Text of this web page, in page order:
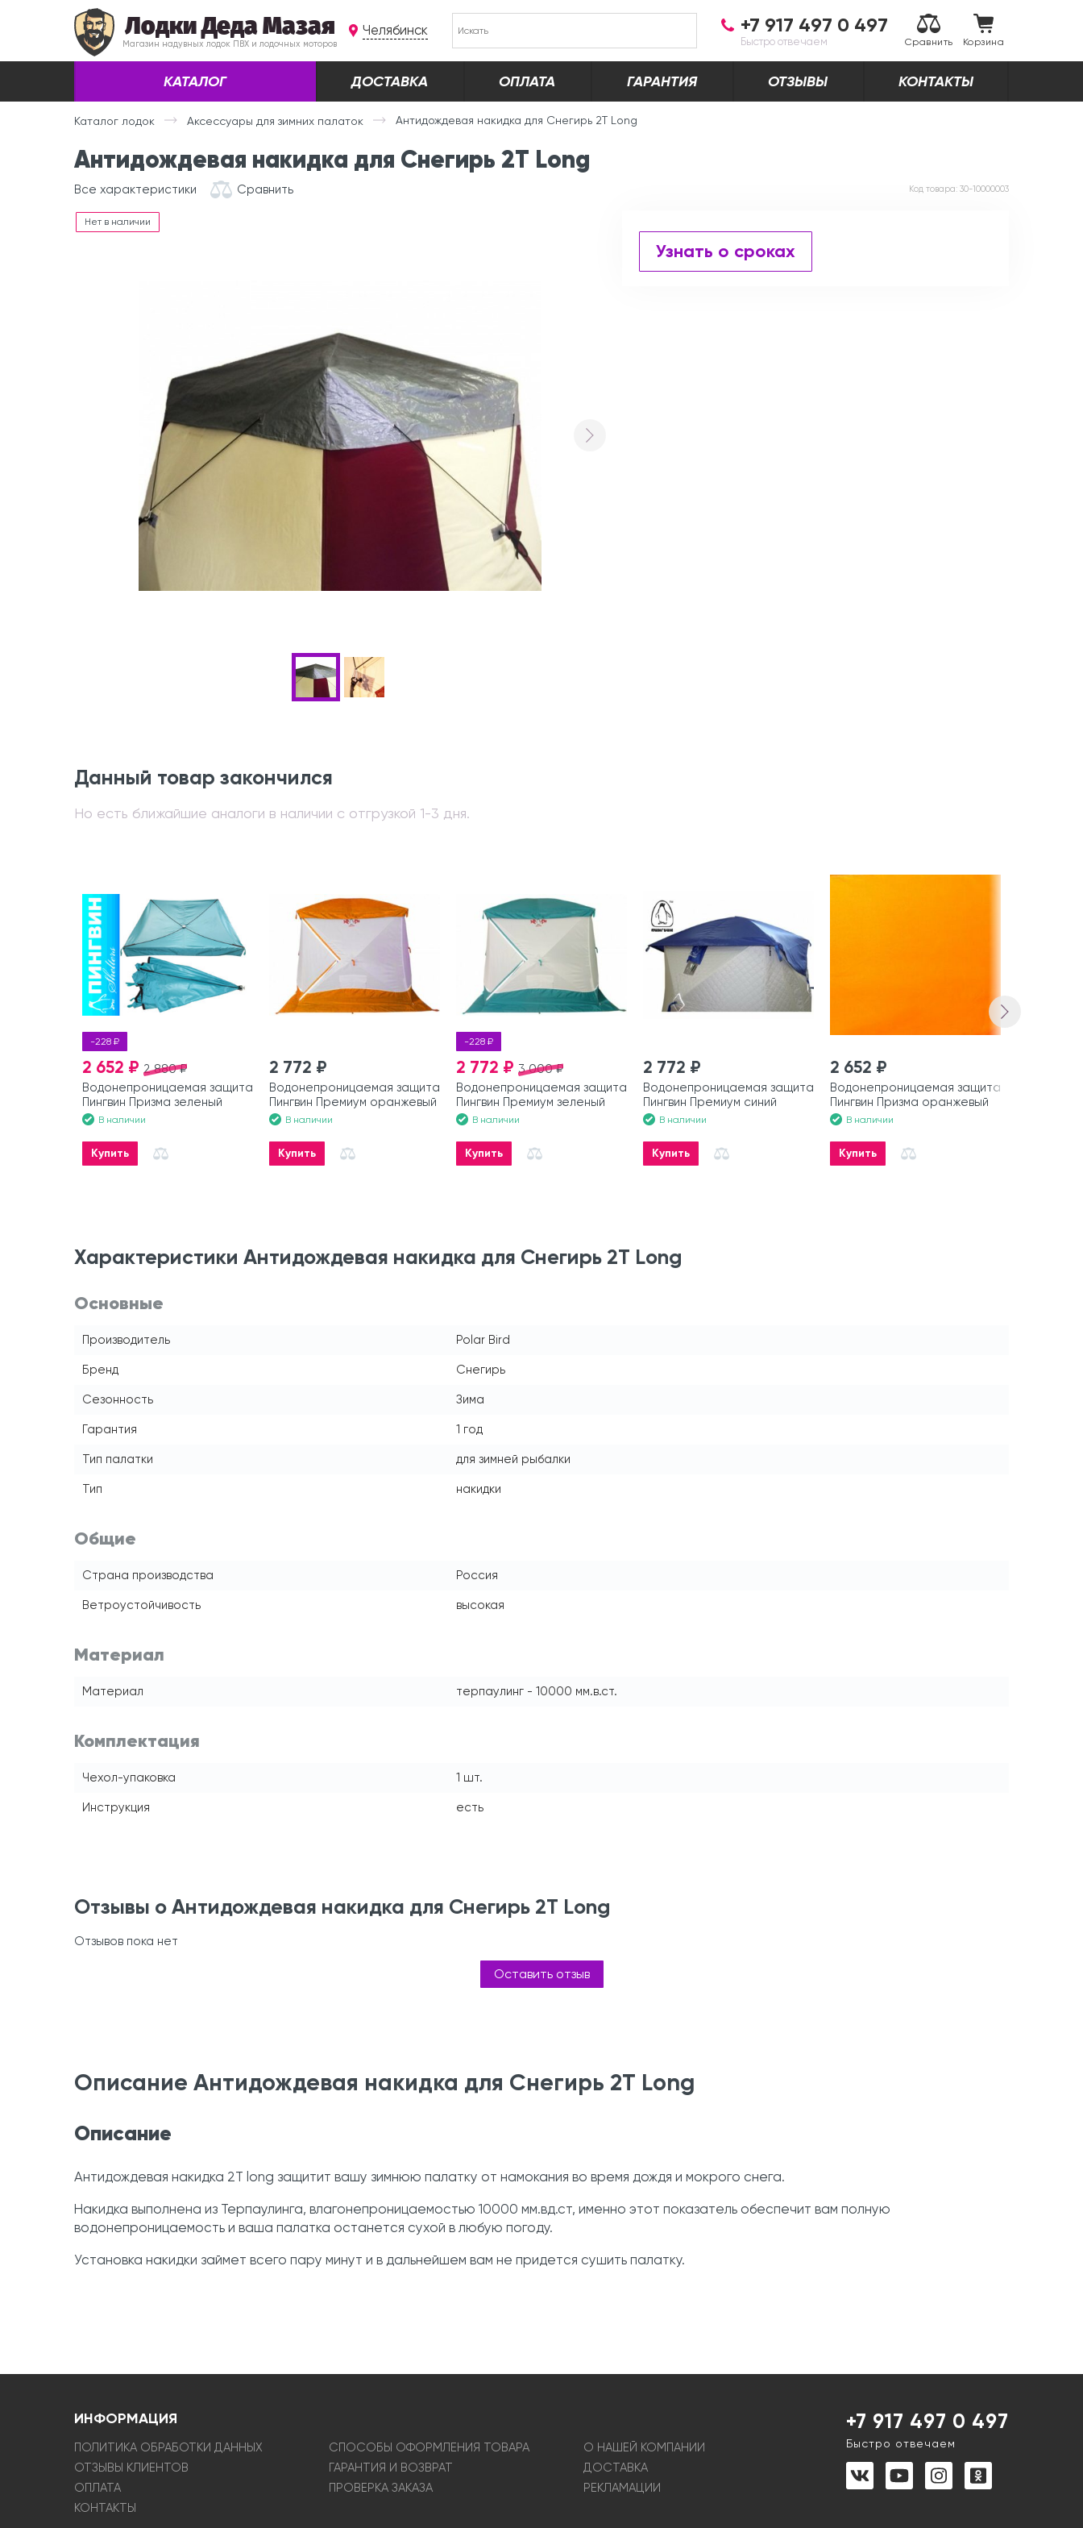
Лодки Деда Мазая
Магазин надувных лодок ПВХ и лодочных моторов
Челябинск +7 917 497 0 497
Быстро отвечаем Сравнить Корзина
КАТАЛОГ ДОСТАВКА ОПЛАТА ГАРАНТИЯ ОТЗЫВЫ КОНТАКТЫ
Каталог лодок Аксессуары для зимних палаток Антидождевая накидка для Снегирь 2T Long
Антидождевая накидка для Снегирь 2T Long
Все характеристики Сравнить Код товара: 30-10000003
Нет в наличии
Узнать о сроках
Данный товар закончился
Но есть ближайшие аналоги в наличии с отгрузкой 1-3 дня.
-228 ₽
2 880 ₽
2 652 ₽
Водонепроницаемая защита
Пингвин Призма зеленый
В наличии
Купить
2 772 ₽
Водонепроницаемая защита
Пингвин Премиум оранжевый
В наличии
Купить
-228 ₽
3 000 ₽
2 772 ₽
Водонепроницаемая защита
Пингвин Премиум зеленый
В наличии
Купить
2 772 ₽
Водонепроницаемая защита
Пингвин Премиум синий
В наличии
Купить
2 652 ₽
Водонепроницаемая защита
Пингвин Призма оранжевый
В наличии
Купить
Характеристики Антидождевая накидка для Снегирь 2T Long
Основные
Производитель Polar Bird
Бренд Снегирь
Сезонность Зима
Гарантия 1 год
Тип палатки для зимней рыбалки
Тип накидки
Общие
Страна производства Россия
Ветроустойчивость высокая
Материал
Материал терпаулинг - 10000 мм.в.ст.
Комплектация
Чехол-упаковка 1 шт.
Инструкция есть
Отзывы о Антидождевая накидка для Снегирь 2T Long
Отзывов пока нет
Оставить отзыв
Описание Антидождевая накидка для Снегирь 2T Long
Описание
Антидождевая накидка 2T long защитит вашу зимнюю палатку от намокания во время дождя и мокрого снега.
Накидка выполнена из Терпаулинга, влагонепроницаемостью 10000 мм.вд.ст, именно этот показатель обеспечит вам полную
водонепроницаемость и ваша палатка останется сухой в любую погоду.
Установка накидки займет всего пару минут и в дальнейшем вам не придется сушить палатку.
ИНФОРМАЦИЯ
ПОЛИТИКА ОБРАБОТКИ ДАННЫХ СПОСОБЫ ОФОРМЛЕНИЯ ТОВАРА
О НАШЕЙ КОМПАНИИ
ОТЗЫВЫ КЛИЕНТОВ
ГАРАНТИЯ И ВОЗВРАТ
ДОСТАВКА
ОПЛАТА
ПРОВЕРКА ЗАКАЗА
РЕКЛАМАЦИИ
КОНТАКТЫ
+7 917 497 0 497
Быстро отвечаем